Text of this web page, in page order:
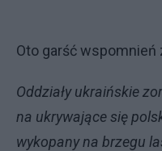
Oto garść wspomnień
Oddziały ukraińskie
na ukrywające się
wykopany na brzegu